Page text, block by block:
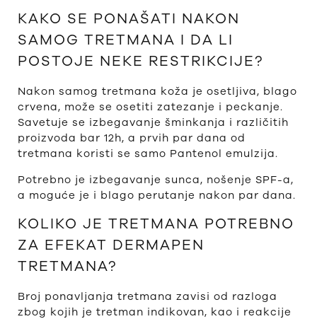
KAKO SE PONAŠATI NAKON
SAMOG TRETMANA I DA LI
POSTOJE NEKE RESTRIKCIJE?
Nakon samog tretmana koža je osetljiva, blago
crvena, može se osetiti zatezanje i peckanje.
Savetuje se izbegavanje šminkanja i različitih
proizvoda bar 12h, a prvih par dana od
tretmana koristi se samo Pantenol emulzija.
Potrebno je izbegavanje sunca, nošenje SPF-a,
a moguće je i blago perutanje nakon par dana.
KOLIKO JE TRETMANA POTREBNO
ZA EFEKAT DERMAPEN
TRETMANA?
Broj ponavljanja tretmana zavisi od razloga
zbog kojih je tretman indikovan, kao i reakcije